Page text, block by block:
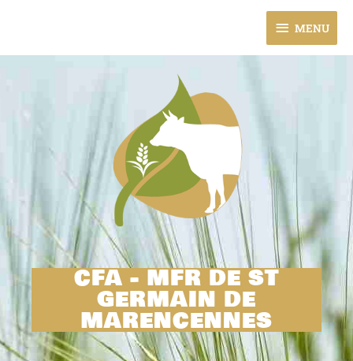
MENU
MENU
CFA - MFR DE ST
GERMAIN DE
MARENCENNES